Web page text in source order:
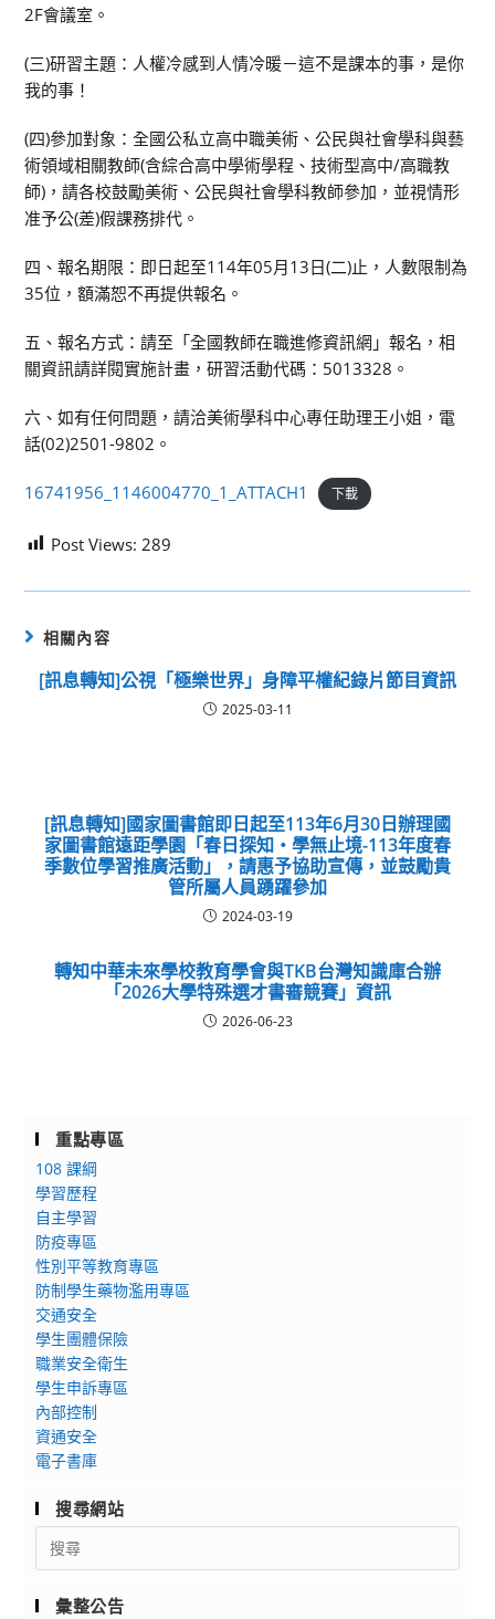
2F會議室。
(三)研習主題：人權冷感到人情冷暖－這不是課本的事，是你
我的事！
(四)參加對象：全國公私立高中職美術、公民與社會學科與藝
術領域相關教師(含綜合高中學術學程、技術型高中/高職教
師)，請各校鼓勵美術、公民與社會學科教師參加，並視情形
准予公(差)假課務排代。
四、報名期限：即日起至114年05月13日(二)止，人數限制為
35位，額滿恕不再提供報名。
五、報名方式：請至「全國教師在職進修資訊網」報名，相
關資訊請詳閱實施計畫，研習活動代碼：5013328。
六、如有任何問題，請洽美術學科中心專任助理王小姐，電
話(02)2501-9802。
16741956_1146004770_1_ATTACH1 下載
Post Views: 289
相關內容
[訊息轉知]公視「極樂世界」身障平權紀錄片節目資訊
2025-03-11
[訊息轉知]國家圖書館即日起至113年6月30日辦理國
家圖書館遠距學園「春日探知‧學無止境-113年度春
季數位學習推廣活動」，請惠予協助宣傳，並鼓勵貴
管所屬人員踴躍參加
2024-03-19
轉知中華未來學校教育學會與TKB台灣知識庫合辦
「2026大學特殊選才書審競賽」資訊
2026-06-23
重點專區
108 課綱
學習歷程
自主學習
防疫專區
性別平等教育專區
防制學生藥物濫用專區
交通安全
學生團體保險
職業安全衛生
學生申訴專區
內部控制
資通安全
電子書庫
搜尋網站
Search
for:
彙整公告